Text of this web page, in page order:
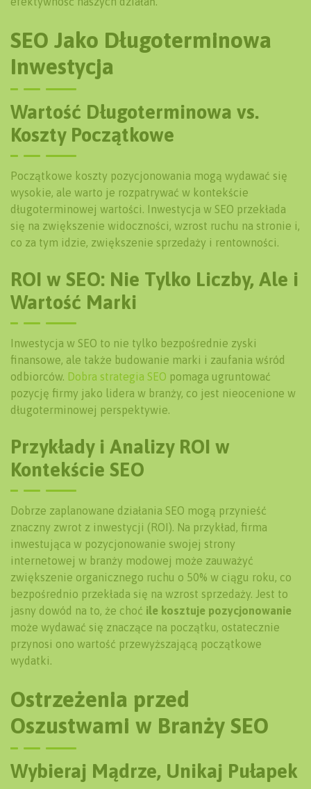
SEO Jako Długoterminowa
Inwestycja
Wartość Długoterminowa vs.
Koszty Początkowe
Początkowe koszty pozycjonowania mogą wydawać się
wysokie, ale warto je rozpatrywać w kontekście
długoterminowej wartości. Inwestycja w SEO przekłada
się na zwiększenie widoczności, wzrost ruchu na stronie i,
co za tym idzie, zwiększenie sprzedaży i rentowności.
ROI w SEO: Nie Tylko Liczby, Ale i
Wartość Marki
Inwestycja w SEO to nie tylko bezpośrednie zyski
finansowe, ale także budowanie marki i zaufania wśród
odbiorców. Dobra strategia SEO pomaga ugruntować
pozycję firmy jako lidera w branży, co jest nieocenione w
długoterminowej perspektywie.
Przykłady i Analizy ROI w
Kontekście SEO
Dobrze zaplanowane działania SEO mogą przynieść
znaczny zwrot z inwestycji (ROI). Na przykład, firma
inwestująca w pozycjonowanie swojej strony
internetowej w branży modowej może zauważyć
zwiększenie organicznego ruchu o 50% w ciągu roku, co
bezpośrednio przekłada się na wzrost sprzedaży. Jest to
jasny dowód na to, że choć ile kosztuje pozycjonowanie
może wydawać się znaczące na początku, ostatecznie
przynosi ono wartość przewyższającą początkowe
wydatki.
Ostrzeżenia przed
Oszustwami w Branży SEO
Wybieraj Mądrze, Unikaj Pułapek